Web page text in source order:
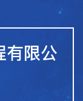
有限公